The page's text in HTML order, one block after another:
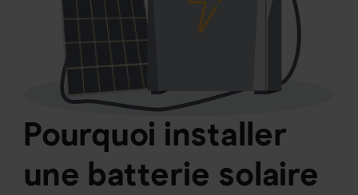
Pourquoi installer
une batterie solaire